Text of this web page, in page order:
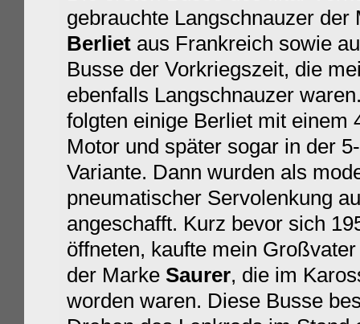
gebrauchte Langschnauzer der
Berliet aus Frankreich sowie
Busse der Vorkriegszeit, die
ebenfalls Langschnauzer
folgten einige Berliet mit einem
Motor und später sogar in der
Variante. Dann wurden als
pneumatischer Servolenkung
angeschafft. Kurz bevor sich
öffneten, kaufte mein
der Marke Saurer, die im
worden waren. Diese Busse